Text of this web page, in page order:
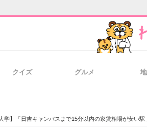
クイズ グルメ
「日吉キャンパスまで15分以内の家賃相場が安い駅」ランキングTOP16！ 1位は「